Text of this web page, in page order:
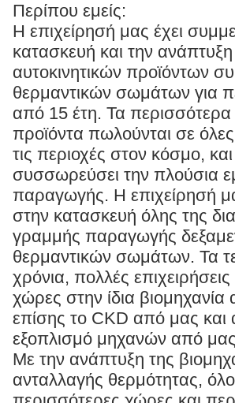
Περίπου εμείς:
Η επιχείρησή μας έχει
κατασκευή και την
αυτοκινητικών προϊόντων
θερμαντικών σωμάτων για
από 15 έτη. Τα
προϊόντα πωλούνται σε όλες
τις περιοχές στον κόσμο,
συσσωρεύσει την πλούσια
παραγωγής. Η επιχείρησή
στην κατασκευή όλης της
γραμμής παραγωγής
θερμαντικών σωμάτων. Τα
χρόνια, πολλές
χώρες στην ίδια
επίσης το CKD από μας και
εξοπλισμό μηχανών από
Με την ανάπτυξη της
ανταλλαγής θερμότητας, όλο